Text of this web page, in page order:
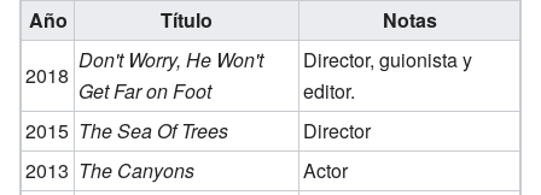
Año Título
Notas
2018
Don't Worry, He Won't
Get Far on Foot
Director, guionista y
editor.
2015 The Sea Of Trees
Director
2013 The Canyons
Actor